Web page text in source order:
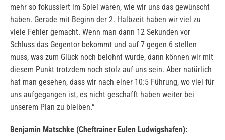
mehr so fokussiert im Spiel waren, wie wir uns das gewünscht
haben. Gerade mit Beginn der 2. Halbzeit haben wir viel zu
viele Fehler gemacht. Wenn man dann 12 Sekunden vor
Schluss das Gegentor bekommt und auf 7 gegen 6 stellen
muss, was zum Glück noch belohnt wurde, dann können wir mit
diesem Punkt trotzdem noch stolz auf uns sein. Aber natürlich
hat man gesehen, dass wir nach einer 10:5 Führung, wo viel für
uns aufgegangen ist, es nicht geschafft haben weiter bei
unserem Plan zu bleiben.“
Benjamin Matschke (Cheftrainer Eulen Ludwigshafen):